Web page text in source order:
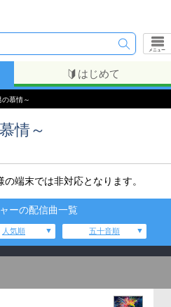
メニュー
はじめて
慕情～
情～
端末では非対応となります。
ーの配信曲一覧
人気順 五十音順